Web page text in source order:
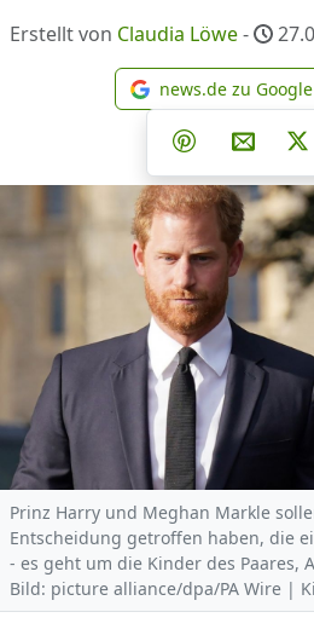
Erstellt von Claudia Löwe-
news.de zu
Teilen auf
Teilen auf
Per E-
Prinz Harry und Meghan Markle
Entscheidung getroffen haben, die
- es geht um die Kinder des Paares,
Bild: picture alliance/dpa/PA Wire |